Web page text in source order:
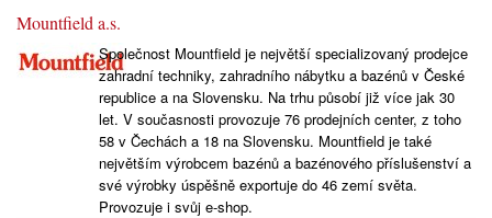
Mountfield a.s.
Společnost Mountfield je největší specializovaný prodejce
zahradní techniky, zahradního nábytku a bazénů v České
republice a na Slovensku. Na trhu působí již více jak 30
let. V současnosti provozuje 76 prodejních center, z toho
58 v Čechách a 18 na Slovensku. Mountfield je také
největším výrobcem bazénů a bazénového příslušenství a
své výrobky úspěšně exportuje do 46 zemí světa.
Provozuje i svůj e-shop.